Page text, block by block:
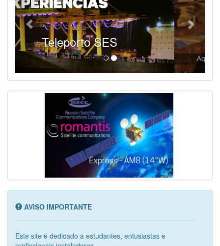
SES - Fornecendo Esportes Ao Vivo
AVISO IMPORTANTE
Este site é dedicado a estudantes, entusiastas e